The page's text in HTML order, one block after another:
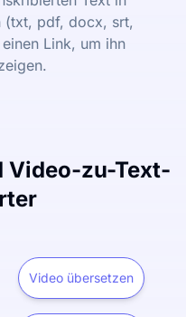
(txt, pdf, docx, srt,
Link, um ihn
Video-zu-Text-
Video übersetzen